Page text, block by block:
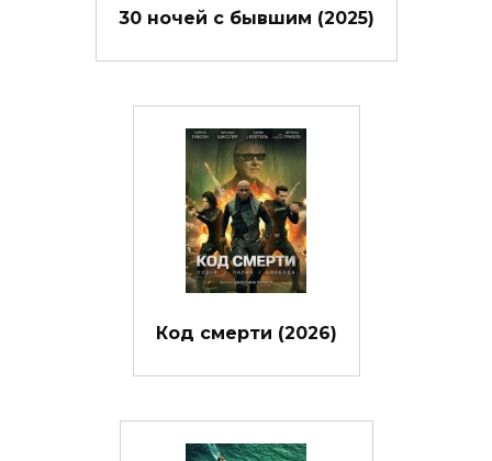
30 ночей с бывшим (2025)
Код смерти (2026)